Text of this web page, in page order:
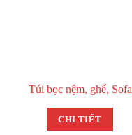
Túi bọc nệm, ghế, Sofa
CHI TIẾT